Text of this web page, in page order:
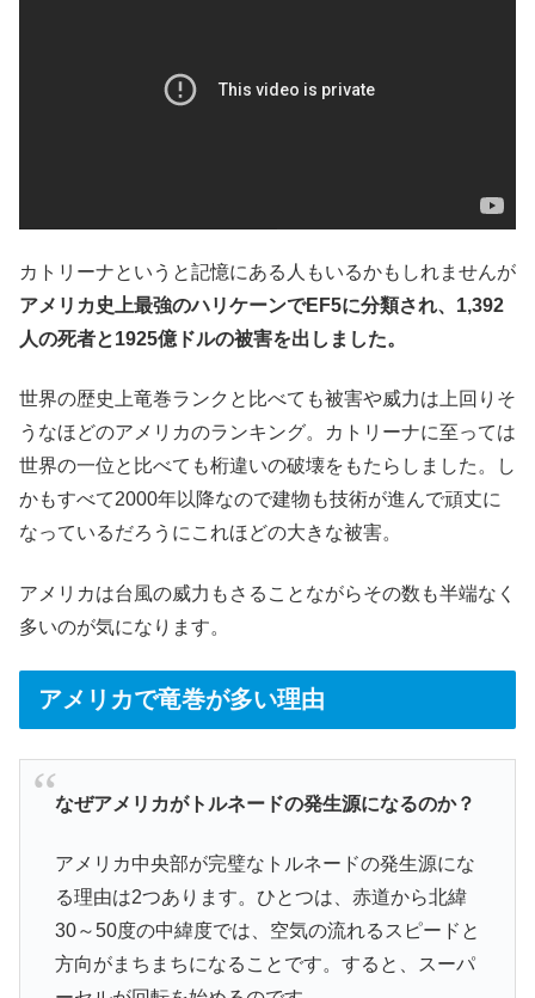
カトリーナというと記憶にある人もいるかもしれませんが
アメリカ史上最強のハリケーンでEF5に分類され、1,392
人の死者と1925億ドルの被害を出しました。
世界の歴史上竜巻ランクと比べても被害や威力は上回りそ
うなほどのアメリカのランキング。カトリーナに至っては
世界の一位と比べても桁違いの破壊をもたらしました。し
かもすべて2000年以降なので建物も技術が進んで頑丈に
なっているだろうにこれほどの大きな被害。
アメリカは台風の威力もさることながらその数も半端なく
多いのが気になります。
アメリカで竜巻が多い理由
なぜアメリカがトルネードの発生源になるのか？
アメリカ中央部が完璧なトルネードの発生源にな
る理由は2つあります。ひとつは、赤道から北緯
30～50度の中緯度では、空気の流れるスピードと
方向がまちまちになることです。すると、スーパ